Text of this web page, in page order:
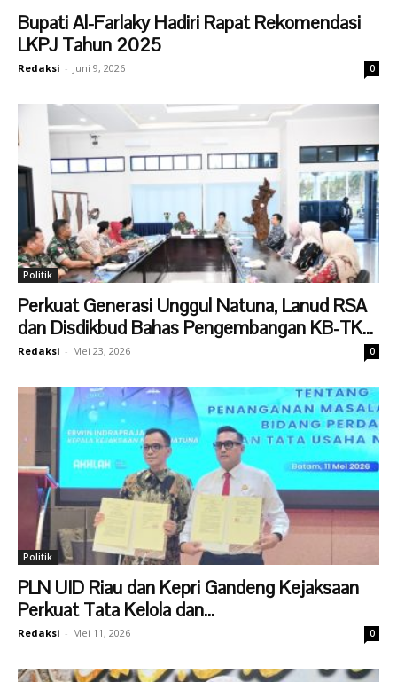
Bupati Al-Farlaky Hadiri Rapat Rekomendasi
LKPJ Tahun 2025
Redaksi - Juni 9, 2026 0
Politik
Perkuat Generasi Unggul Natuna, Lanud RSA
dan Disdikbud Bahas Pengembangan KB-TK...
Redaksi - Mei 23, 2026 0
Politik
PLN UID Riau dan Kepri Gandeng Kejaksaan
Perkuat Tata Kelola dan...
Redaksi - Mei 11, 2026 0